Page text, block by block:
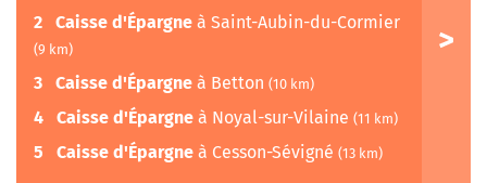
2 Caisse d'Épargne à Saint-Aubin-du-Cormier
(9 km)
3 Caisse d'Épargne à Betton (10 km)
4 Caisse d'Épargne à Noyal-sur-Vilaine (11 km)
5 Caisse d'Épargne à Cesson-Sévigné (13 km)